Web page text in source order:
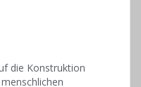
die Konstruktion